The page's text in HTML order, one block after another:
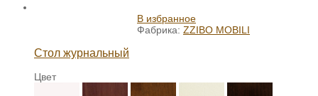
В избранное
Фабрика: ZZIBO MOBILI
Стол журнальный
Цвет